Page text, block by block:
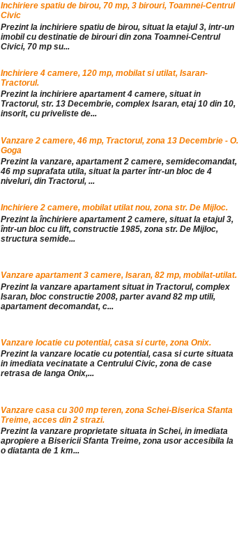
Inchiriere spatiu de birou, 70 mp, 3 birouri, Toamnei-Centrul
Civic
Prezint la inchiriere spatiu de birou, situat la etajul 3, intr-un
imobil cu destinatie de birouri din zona Toamnei-Centrul
Civici, 70 mp su...
Inchiriere 4 camere, 120 mp, mobilat si utilat, Isaran-
Tractorul.
Prezint la inchiriere apartament 4 camere, situat in
Tractorul, str. 13 Decembrie, complex Isaran, etaj 10 din 10,
insorit, cu priveliste de...
Vanzare 2 camere, 46 mp, Tractorul, zona 13 Decembrie - O.
Goga
Prezint la vanzare, apartament 2 camere, semidecomandat,
46 mp suprafata utila, situat la parter într-un bloc de 4
niveluri, din Tractorul, ...
Inchiriere 2 camere, mobilat utilat nou, zona str. De Mijloc.
Prezint la închiriere apartament 2 camere, situat la etajul 3,
într-un bloc cu lift, constructie 1985, zona str. De Mijloc,
structura semide...
Vanzare apartament 3 camere, Isaran, 82 mp, mobilat-utilat.
Prezint la vanzare apartament situat in Tractorul, complex
Isaran, bloc constructie 2008, parter avand 82 mp utili,
apartament decomandat, c...
Vanzare locatie cu potential, casa si curte, zona Onix.
Prezint la vanzare locatie cu potential, casa si curte situata
in imediata vecinatate a Centrului Civic, zona de case
retrasa de langa Onix,...
Vanzare casa cu 300 mp teren, zona Schei-Biserica Sfanta
Treime, acces din 2 strazi.
Prezint la vanzare proprietate situata in Schei, in imediata
apropiere a Bisericii Sfanta Treime, zona usor accesibila la
o diatanta de 1 km...